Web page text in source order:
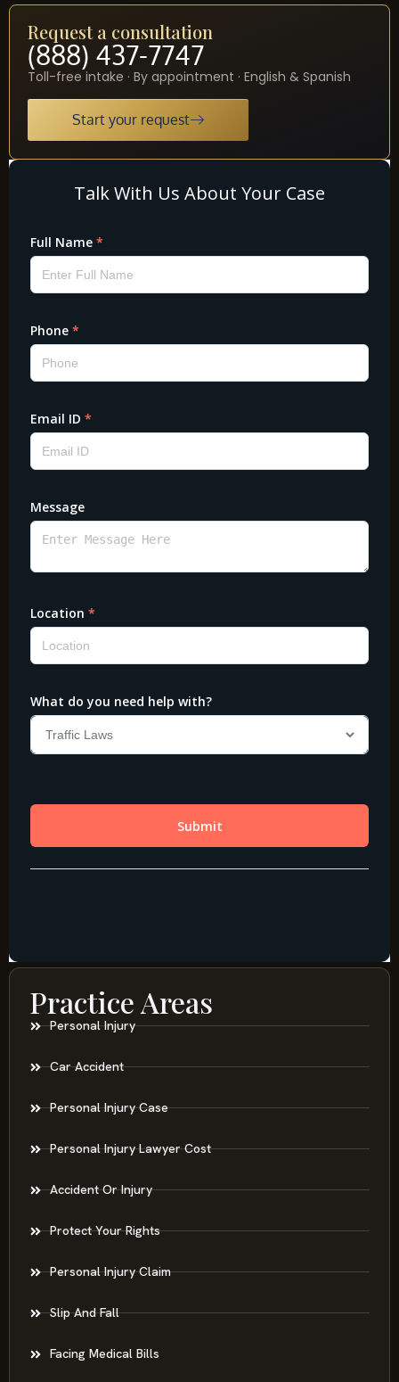
Request a consultation
(888) 437-7747
Toll-free intake · By appointment · English & Spanish
Start your request
Practice Areas
Personal Injury
Car Accident
Personal Injury Case
Personal Injury Lawyer Cost
Accident Or Injury
Protect Your Rights
Personal Injury Claim
Slip And Fall
Facing Medical Bills